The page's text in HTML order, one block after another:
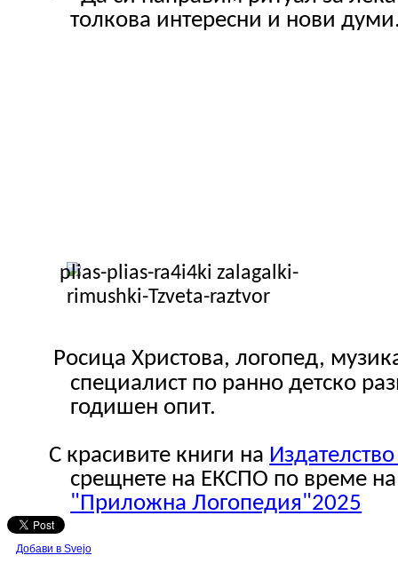
толкова интересни и нови
Росица Христова, логопед,
специалист по ранно детско
годишен опит.
С красивите книги на
срещнете на ЕКСПО по време
"Приложна Логопедия"2025
Добави в Svejo